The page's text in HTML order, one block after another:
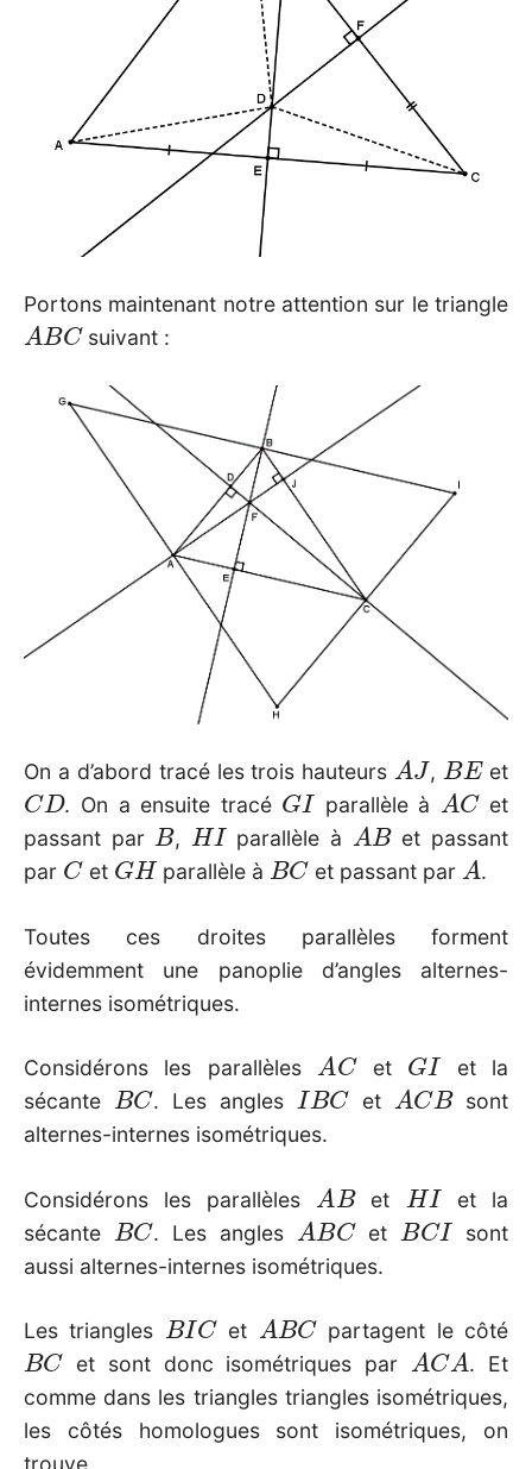
Portons maintenant notre attention sur le triangle
ABC
suivant :
On a d’abord tracé les trois hauteurs
A J
,
BE
et
CD
. On a ensuite tracé
GI
parallèle à
AC
et
passant par
B
,
HI
parallèle à
AB
et passant
par
C
et
GH
parallèle à
BC
et passant par
A
.
Toutes ces droites parallèles forment
évidemment une panoplie d’angles alternes-
internes isométriques.
Considérons les parallèles
A C
et
GI
et la
sécante
BC
. Les angles
IBC
et
ACB
sont
alternes-internes isométriques.
Considérons les parallèles
A B
et
HI
et la
sécante
BC
. Les angles
ABC
et
BCI
sont
aussi alternes-internes isométriques.
Les triangles
BIC
et
A BC
partagent le côté
BC
et sont donc isométriques par
A CA
. Et
comme dans les triangles triangles isométriques,
les côtés homologues sont isométriques, on
trouve